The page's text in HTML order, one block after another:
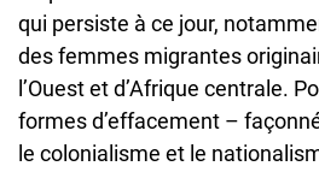
qui persiste à ce jour,
des femmes migrantes
l’Ouest et d’Afrique centrale.
formes d’effacement –
le colonialisme et le